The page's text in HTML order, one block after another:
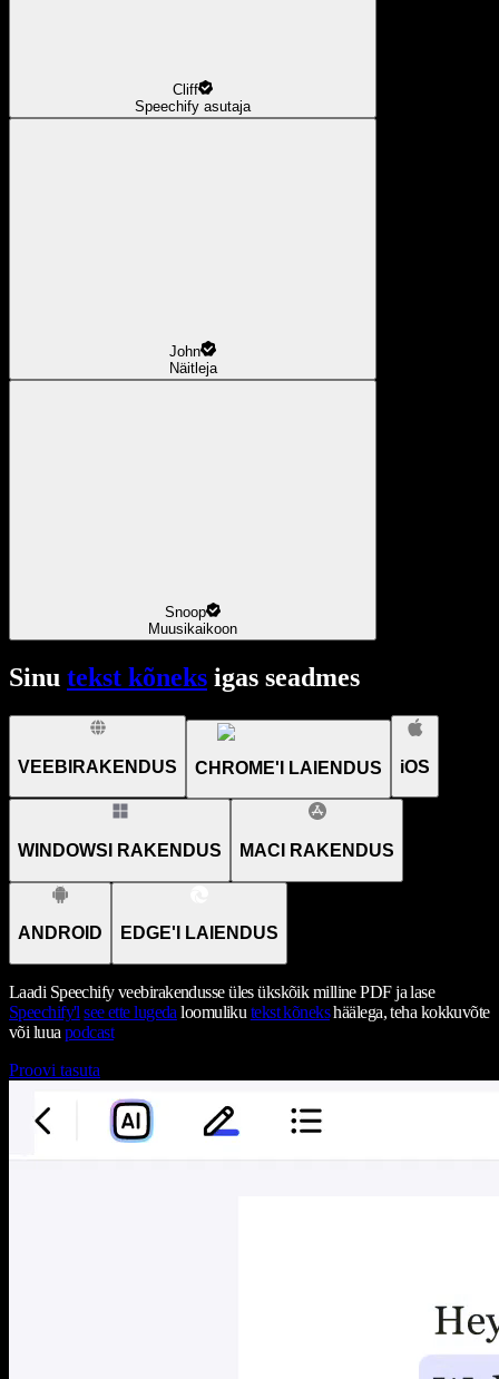
Cliff
Speechify asutaja
John
Näitleja
Snoop
Muusikaikoon
Sinu tekst kõneks igas seadmes
VEEBIRAKENDUS CHROME'I LAIENDUS iOS
WINDOWSI RAKENDUS MACI RAKENDUS
ANDROID EDGE'I LAIENDUS
Laadi Speechify veebirakendusse üles ükskõik milline PDF ja lase
Speechify'l see ette lugeda loomuliku tekst kõnekshäälega, teha kokkuvõte
või luua podcast
Proovi tasuta